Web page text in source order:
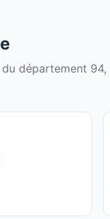
département